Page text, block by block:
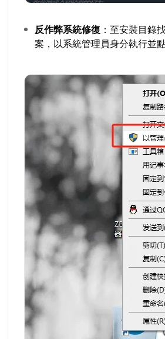
反作弊系統修復 ：至安裝目錄
案，以系統管理員身分執行並